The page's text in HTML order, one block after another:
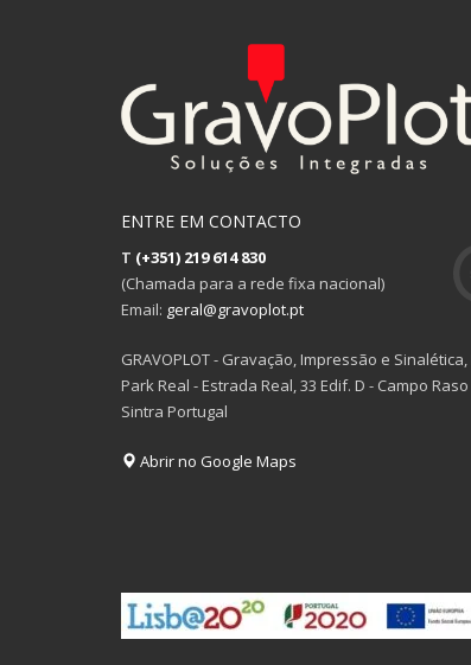
ENTRE EM CONTACTO
T (+351) 219 614 830
(Chamada para a rede fixa nacional)
Email: geral@gravoplot.pt
GRAVOPLOT - Gravação, Impressão e Sinalética,
Park Real - Estrada Real, 33 Edif. D - Campo
Sintra Portugal
Abrir no Google Maps